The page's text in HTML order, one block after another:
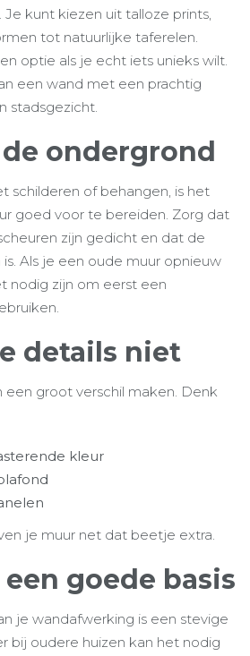
kunt kiezen uit talloze prints,
tot natuurlijke taferelen.
optie als je echt iets unieks wilt.
een wand met een prachtig
stadsgezicht.
ondergrond
schilderen of behangen, is het
goed voor te bereiden. Zorg dat
zijn gedicht en dat de
Als je een oude muur opnieuw
nodig zijn om eerst een
details niet
een groot verschil maken. Denk
kleur
je muur net dat beetje extra.
goede basis
je wandafwerking is een stevige
bij oudere huizen kan het nodig